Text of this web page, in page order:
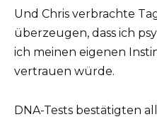
Und Chris verbrachte
überzeugen, dass ich
ich meinen eigenen
vertrauen würde.
DNA-Tests bestätigten